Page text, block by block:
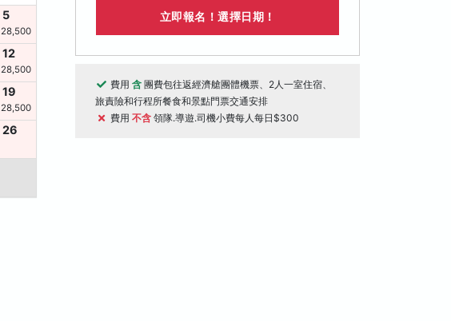
5
28,500
12
28,500
19
28,500
26
立即報名！選擇日期！
費用 含 團費包往返經濟艙團體機票、2人一室住宿、
旅責險和行程所餐食和景點門票交通安排
費用 不含 領隊.導遊.司機小費每人每日$300